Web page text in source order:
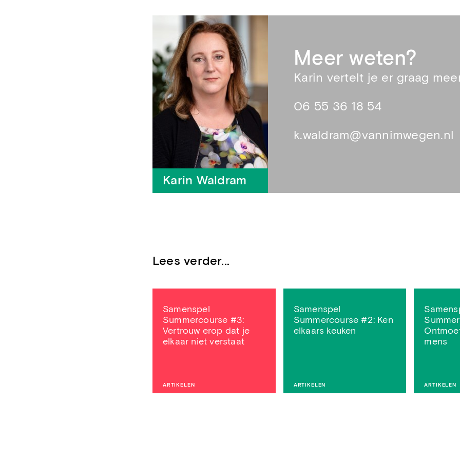
Karin Waldram
Meer weten?
Karin vertelt je er graag
06 55 36 18 54
k.waldram@vannimwegen.nl
Lees verder...
Samenspel
Summercourse #3:
Vertrouw erop dat je
elkaar niet verstaat
ARTIKELEN
Samenspel
Summercourse #2: Ken
elkaars keuken
ARTIKELEN
mens
ARTIKELEN